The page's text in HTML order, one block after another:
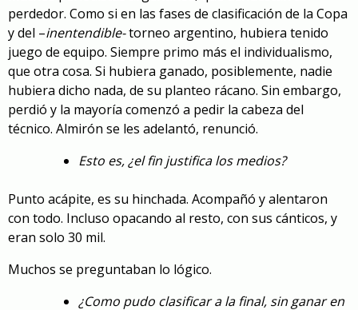
perdedor. Como si en las fases de clasificación de la Copa
y del –inentendible-torneo argentino, hubiera tenido
juego de equipo. Siempre primo más el individualismo,
que otra cosa. Si hubiera ganado, posiblemente, nadie
hubiera dicho nada, de su planteo rácano. Sin embargo,
perdió y la mayoría comenzó a pedir la cabeza del
técnico. Almirón se les adelantó, renunció.
Esto es, ¿el fin justifica los medios?
Punto acápite, es su hinchada. Acompañó y alentaron
con todo. Incluso opacando al resto, con sus cánticos, y
eran solo 30 mil.
Muchos se preguntaban lo lógico.
¿Como pudo clasificar a la final, sin ganar en